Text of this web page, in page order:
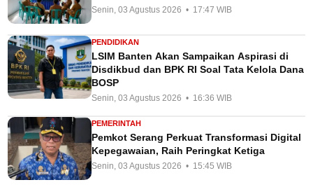
Senin, 03 Agustus 2026 • 17:47 WIB
PENDIDIKAN
LSIM Banten Akan Sampaikan Aspirasi di
Disdikbud dan BPK RI Soal Tata Kelola Dana
BOSP
Senin, 03 Agustus 2026 • 16:36 WIB
PEMERINTAH
Pemkot Serang Perkuat Transformasi Digital
Kepegawaian, Raih Peringkat Ketiga
Senin, 03 Agustus 2026 • 15:45 WIB